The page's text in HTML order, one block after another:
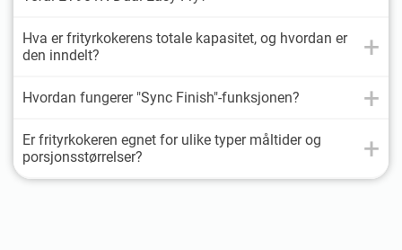
Hva er frityrkokerens totale kapasitet, og hvordan er
den inndelt?
Hvordan fungerer "Sync Finish"-funksjonen?
Er frityrkokeren egnet for ulike typer måltider og
porsjonsstørrelser?